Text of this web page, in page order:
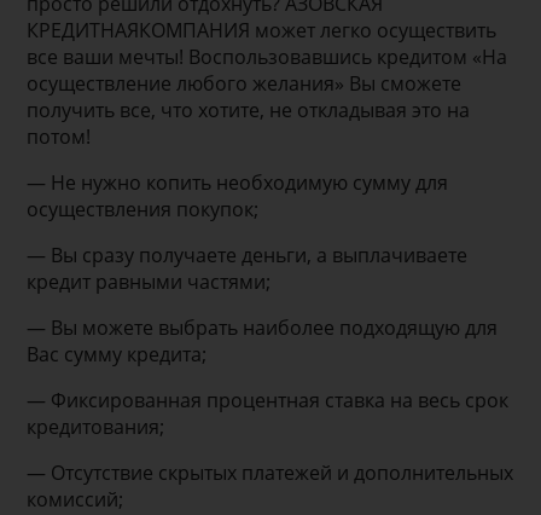
КРЕДИТНАЯКОМПАНИЯ может легко осуществить
все ваши мечты! Воспользовавшись кредитом «На
осуществление любого желания» Вы сможете
получить все, что хотите, не откладывая это на
потом!
— Не нужно копить необходимую сумму для
осуществления покупок;
— Вы сразу получаете деньги, а выплачиваете
кредит равными частями;
— Вы можете выбрать наиболее подходящую для
Вас сумму кредита;
— Фиксированная процентная ставка на весь срок
кредитования;
— Отсутствие скрытых платежей и дополнительных
комиссий;